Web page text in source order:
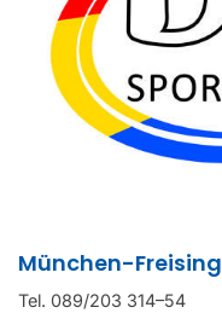
München-Freising
Tel. 089/203 314–54